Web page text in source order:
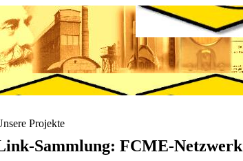
Projekte
Sammlung: FCME-Netzwerk